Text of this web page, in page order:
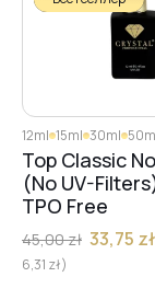
#13
#12
#10
12ml 15ml 30ml
Top Classic
(No UV-
TPO Free
45,00zł 33,75 zł
6,31 zł)